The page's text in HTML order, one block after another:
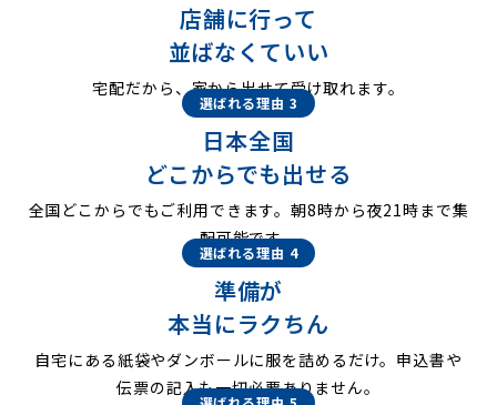
店舗に行って
並ばなくていい
宅配だから、家から出せて受け取れます。
選ばれる理由 3
日本全国
どこからでも出せる
全国どこからでもご利用できます。朝8時から夜21時まで集
配可能です。
選ばれる理由 4
準備が
本当にラクちん
自宅にある紙袋やダンボールに服を詰めるだけ。申込書や
伝票の記入も一切必要ありません。